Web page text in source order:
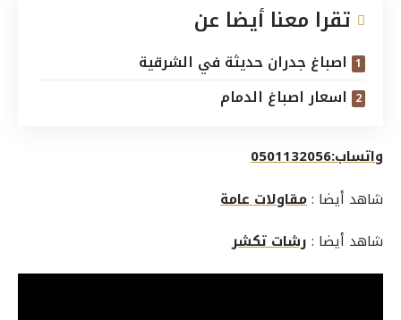
تقرا معنا أيضا عن
اصباغ جدران حديثة في الشرقية
اسعار اصباغ الدمام
واتساب:0501132056
شاهد أيضا :مقاولات عامة
شاهد أيضا : رشات تكشر